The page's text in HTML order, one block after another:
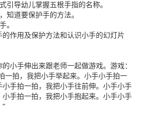
导幼儿掌握五根手指的名称。
道要保护手的方法。
。
作用及保护方法和认识小手的幻灯片
手伸出来跟老师一起做游戏。游戏：
一拍，我把小手举起来。小手小手拍一
手拍一拍，我把小手往前伸。小手小手
手拍一拍，我把小手抱起来。小手小手
"